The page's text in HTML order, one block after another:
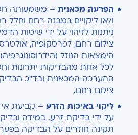
הפרעה מכאנית – משמעותה
ו/או ליקויים במבנה רחם וחלל
ניתנות לזיהוי על ידי שיטות
צילום רחם, לפרסקופיה,
הימצאות הנוזל (הידרוסונוגרפיה)
לכל אחת מהבדיקות יתרונות
ההערכה המכאנית ובד"כ
צילום רחם.
ליקוי באיכות הזרע – קביעת אי
על ידי בדיקת זרע. במידה